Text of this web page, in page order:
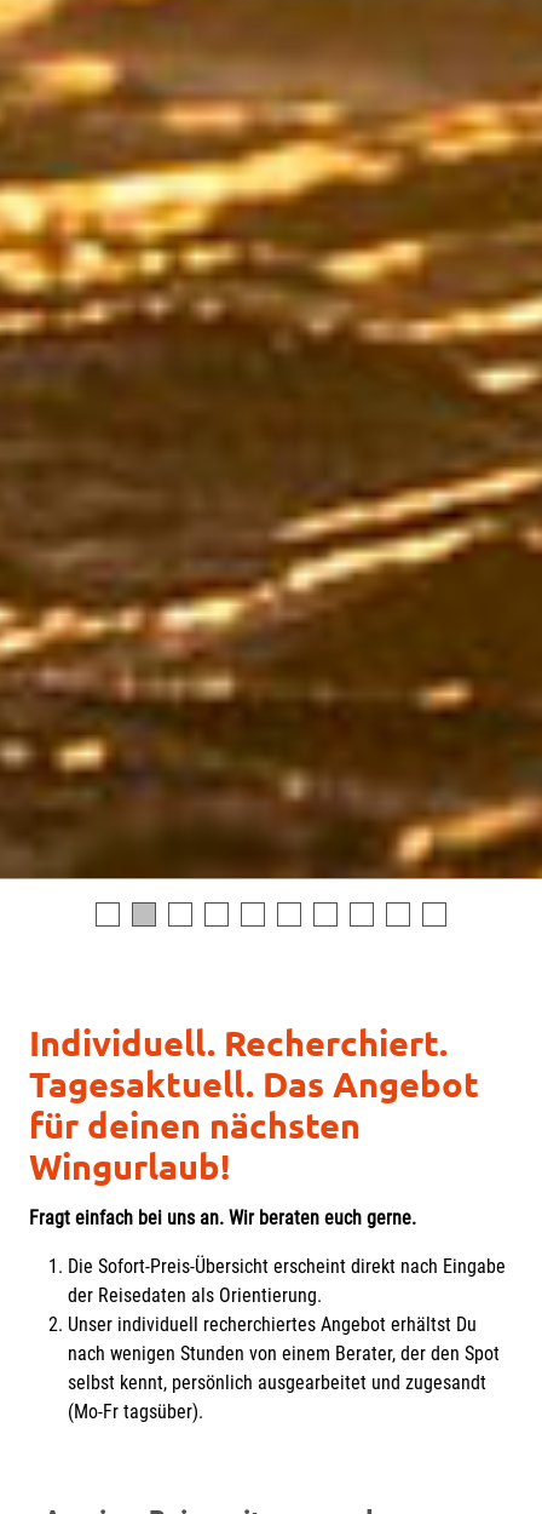
Individuell. Recherchiert.
Tagesaktuell. Das Angebot
für deinen nächsten
Wingurlaub!
Fragt einfach bei uns an. Wir beraten euch gerne.
Die Sofort-Preis-Übersicht erscheint direkt nach Eingabe
der Reisedaten als Orientierung.
Unser individuell recherchiertes Angebot erhältst Du
nach wenigen Stunden von einem Berater, der den Spot
selbst kennt, persönlich ausgearbeitet und zugesandt
(Mo-Fr tagsüber).